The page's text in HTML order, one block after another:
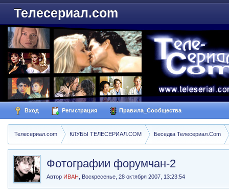
Телесериал.com
Вход Регистрация Правила_Сообщества
Телесериал.com КЛУБЫ ТЕЛЕСЕРИАЛ.COM Беседка Телесериал.Com
Фотографии форумчан-2
Автор ИВАН Воскресенье, 28 октября 2007, 13:23:54